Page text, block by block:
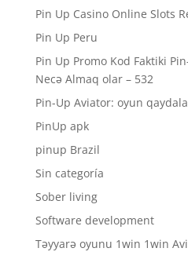
Pin Up Casino Online Slots
Pin Up Peru
Pin Up Promo Kod Faktiki
Necə Almaq olar – 532
Pin-Up Aviator: oyun
PinUp apk
pinup Brazil
Sin categoría
Sober living
Software development
Təyyarə oyunu 1win 1win